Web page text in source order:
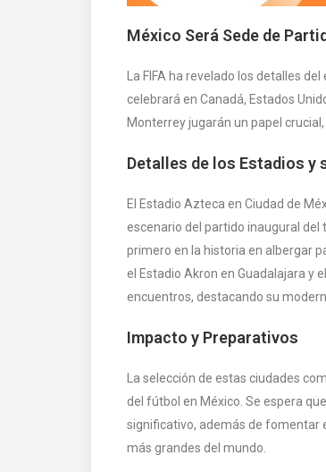
México Será Sede de
La FIFA ha revelado los detalles
celebrará en Canadá, Estados
Monterrey jugarán un papel
Detalles de los Estadios y
El Estadio Azteca en Ciudad de
escenario del partido inaugural del
primero en la historia en albergar
el Estadio Akron en Guadalajara y
encuentros, destacando su
Impacto y Preparativos
La selección de estas ciudades
del fútbol en México. Se espera
significativo, además de fomentar
más grandes del mundo.